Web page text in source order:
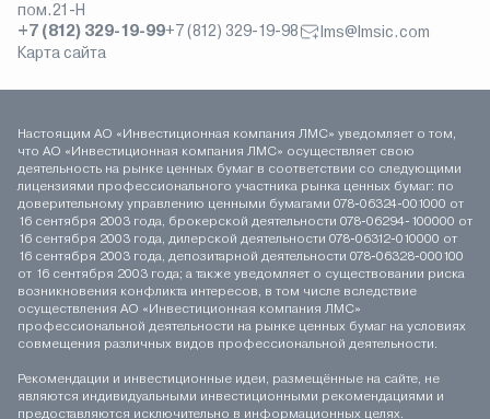
пом.21-Н
+7 (812) 329-19-99+7 (812) 329-19-98
lms@lmsic.com
Карта сайта
Настоящим АО «Инвестиционная компания ЛМС» уведомляет о том,
что АО «Инвестиционная компания ЛМС» осуществляет свою
деятельность на рынке ценных бумаг в соответствии со следующими
лицензиями профессионального участника рынка ценных бумаг: по
доверительному управлению ценными бумагами 078-06324-001000 от
16 сентября 2003 года, брокерской деятельности 078-06294-100000 от
16 сентября 2003 года, дилерской деятельности 078-06312-010000 от
16 сентября 2003 года, депозитарной деятельности 078-06328-000100
от 16 сентября 2003 года; а также уведомляет о существовании риска
возникновения конфликта интересов, в том числе вследствие
осуществления АО «Инвестиционная компания ЛМС»
профессиональной деятельности на рынке ценных бумаг на условиях
совмещения различных видов профессиональной деятельности.
Рекомендации и инвестиционные идеи, размещённые на сайте, не
являются индивидуальными инвестиционными рекомендациями и
предоставляются исключительно в информационных целях.